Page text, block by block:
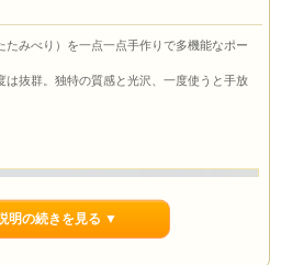
たみべり）を一点一点手作りで多機能なポー
は抜群。独特の質感と光沢、一度使うと手放
明の続きを見る ▼